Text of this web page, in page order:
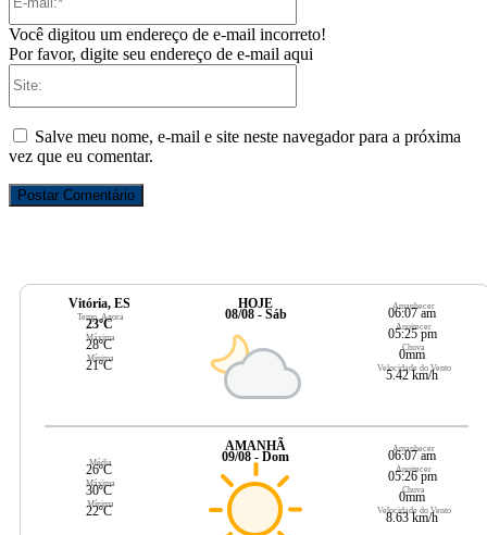
Você digitou um endereço de e-mail incorreto!
Por favor, digite seu endereço de e-mail aqui
Salve meu nome, e-mail e site neste navegador para a próxima
vez que eu comentar.
Vitória, ES
Temp. Agora
23ºC
Máxima
28ºC
Mínima
21ºC
HOJE
08/08 - Sáb
Amanhecer
06:07 am
Anoitecer
05:25 pm
Chuva
0mm
Velocidade do Vento
5.42 km/h
Média
26ºC
Máxima
30ºC
Mínima
22ºC
AMANHÃ
09/08 - Dom
Amanhecer
06:07 am
Anoitecer
05:26 pm
Chuva
0mm
Velocidade do Vento
8.63 km/h